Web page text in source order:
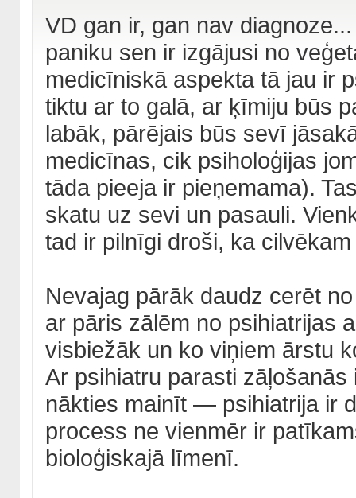
VD gan ir, gan nav
paniku sen ir izgājusi no
medicīniskā aspekta tā jau ir
tiktu ar to galā, ar ķīmiju būs
labāk, pārējais būs sevī
medicīnas, cik psiholoģijas
tāda pieeja ir pieņemama).
skatu uz sevi un pasauli.
tad ir pilnīgi droši, ka
Nevajag pārāk daudz cerēt
ar pāris zālēm no psihiatrijas
visbiežāk un ko viņiem ārstu
Ar psihiatru parasti
nākties mainīt — psihiatrija ir
process ne vienmēr ir
bioloģiskajā līmenī.